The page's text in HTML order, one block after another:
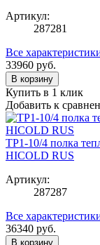
Артикул:
287281
Все
33960 руб.
В корзину
Купить в 1 клик
Добавить к
TP1-10/4 полка
HICOLD RUS
Артикул:
287287
Все
36340 руб.
В корзину